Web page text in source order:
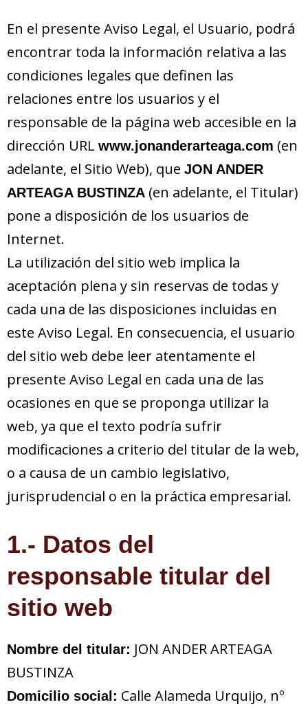
En el presente Aviso Legal, el Usuario, podrá
encontrar toda la información relativa a las
condiciones legales que definen las
relaciones entre los usuarios y el
responsable de la página web accesible en la
dirección URL www.jonanderarteaga.com (en
adelante, el Sitio Web), que JON ANDER
ARTEAGA BUSTINZA (en adelante, el Titular)
pone a disposición de los usuarios de
Internet.
La utilización del sitio web implica la
aceptación plena y sin reservas de todas y
cada una de las disposiciones incluidas en
este Aviso Legal. En consecuencia, el usuario
del sitio web debe leer atentamente el
presente Aviso Legal en cada una de las
ocasiones en que se proponga utilizar la
web, ya que el texto podría sufrir
modificaciones a criterio del titular de la web,
o a causa de un cambio legislativo,
jurisprudencial o en la práctica empresarial.
1.- Datos del
responsable titular del
sitio web
Nombre del titular: JON ANDER ARTEAGA
BUSTINZA
Domicilio social: Calle Alameda Urquijo, nº